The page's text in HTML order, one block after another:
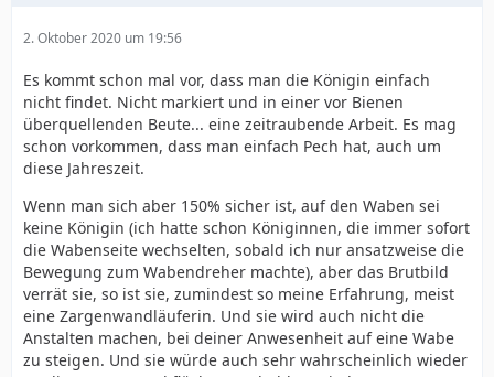
2. Oktober 2020 um 19:56
Es kommt schon mal vor, dass man die Königin einfach
nicht findet. Nicht markiert und in einer vor Bienen
überquellenden Beute... eine zeitraubende Arbeit. Es mag
schon vorkommen, dass man einfach Pech hat, auch um
diese Jahreszeit.
Wenn man sich aber 150% sicher ist, auf den Waben sei
keine Königin (ich hatte schon Königinnen, die immer sofort
die Wabenseite wechselten, sobald ich nur ansatzweise die
Bewegung zum Wabendreher machte), aber das Brutbild
verrät sie, so ist sie, zumindest so meine Erfahrung, meist
eine Zargenwandläuferin. Und sie wird auch nicht die
Anstalten machen, bei deiner Anwesenheit auf eine Wabe
zu steigen. Und sie würde auch sehr wahrscheinlich wieder